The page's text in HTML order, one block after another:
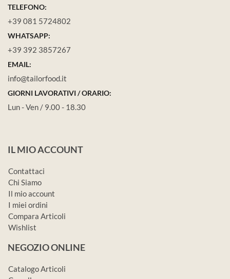
TELEFONO:
+39 081 5724802
WHATSAPP:
+39 392 3857267
EMAIL:
info@tailorfood.it
GIORNI LAVORATIVI / ORARIO:
Lun - Ven / 9.00 - 18.30
IL MIO ACCOUNT
Contattaci
Chi Siamo
Il mio account
I miei ordini
Compara Articoli
Wishlist
NEGOZIO ONLINE
Catalogo Articoli